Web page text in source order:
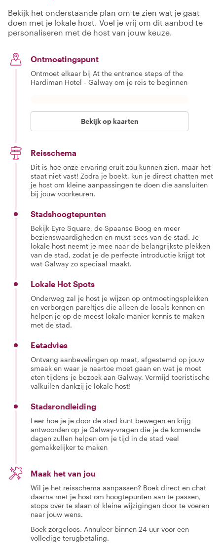
Bekijk het onderstaande plan om te zien wat je gaat
doen met je lokale host. Voel je vrij om dit aanbod te
personaliseren met de host van jouw keuze.
Ontmoetingspunt
Ontmoet elkaar bij At the entrance steps of the
Hardiman Hotel - Galway om je reis te beginnen
Bekijk op kaarten
Reisschema
Dit is hoe onze ervaring eruit zou kunnen zien, maar het
staat niet vast! Zodra je boekt, kun je direct chatten met
je host om kleine aanpassingen te doen die aansluiten
bij jouw voorkeuren.
Stadshoogtepunten
Bekijk Eyre Square, de Spaanse Boog en meer
bezienswaardigheden en must-sees van de stad. Je
lokale host neemt je mee naar de belangrijkste plekken
van de stad, zodat je de perfecte introductie krijgt tot
wat Galway zo speciaal maakt.
Lokale Hot Spots
Onderweg zal je host je wijzen op ontmoetingsplekken
en verborgen pareltjes die alleen de locals kennen en
helpen je op de meest lokale manier kennis te maken
met de stad.
Eetadvies
Ontvang aanbevelingen op maat, afgestemd op jouw
smaak en waar je naartoe moet gaan en wat je moet
eten tijdens je bezoek aan Galway. Vermijd toeristische
valkuilen dankzij je lokale host!
Stadsrondleiding
Leer hoe je je door de stad kunt bewegen en krijg
antwoorden op je Galway-vragen die je de komende
dagen zullen helpen om je tijd in de stad veel
gemakkelijker te maken
Maak het van jou
Wil je het reisschema aanpassen? Boek direct en chat
daarna met je host om hoogtepunten aan te passen,
stops over te slaan of kleine wijzigingen door te voeren
naar jouw wens.
Boek zorgeloos. Annuleer binnen 24 uur voor een
volledige terugbetaling.